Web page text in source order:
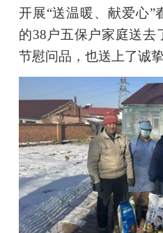
开展“送温暖、献爱心”
的38户五保户家庭送去
节慰问品，也送上了诚